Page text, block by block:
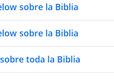
sobre la Biblia
sobre la Biblia
toda la Biblia